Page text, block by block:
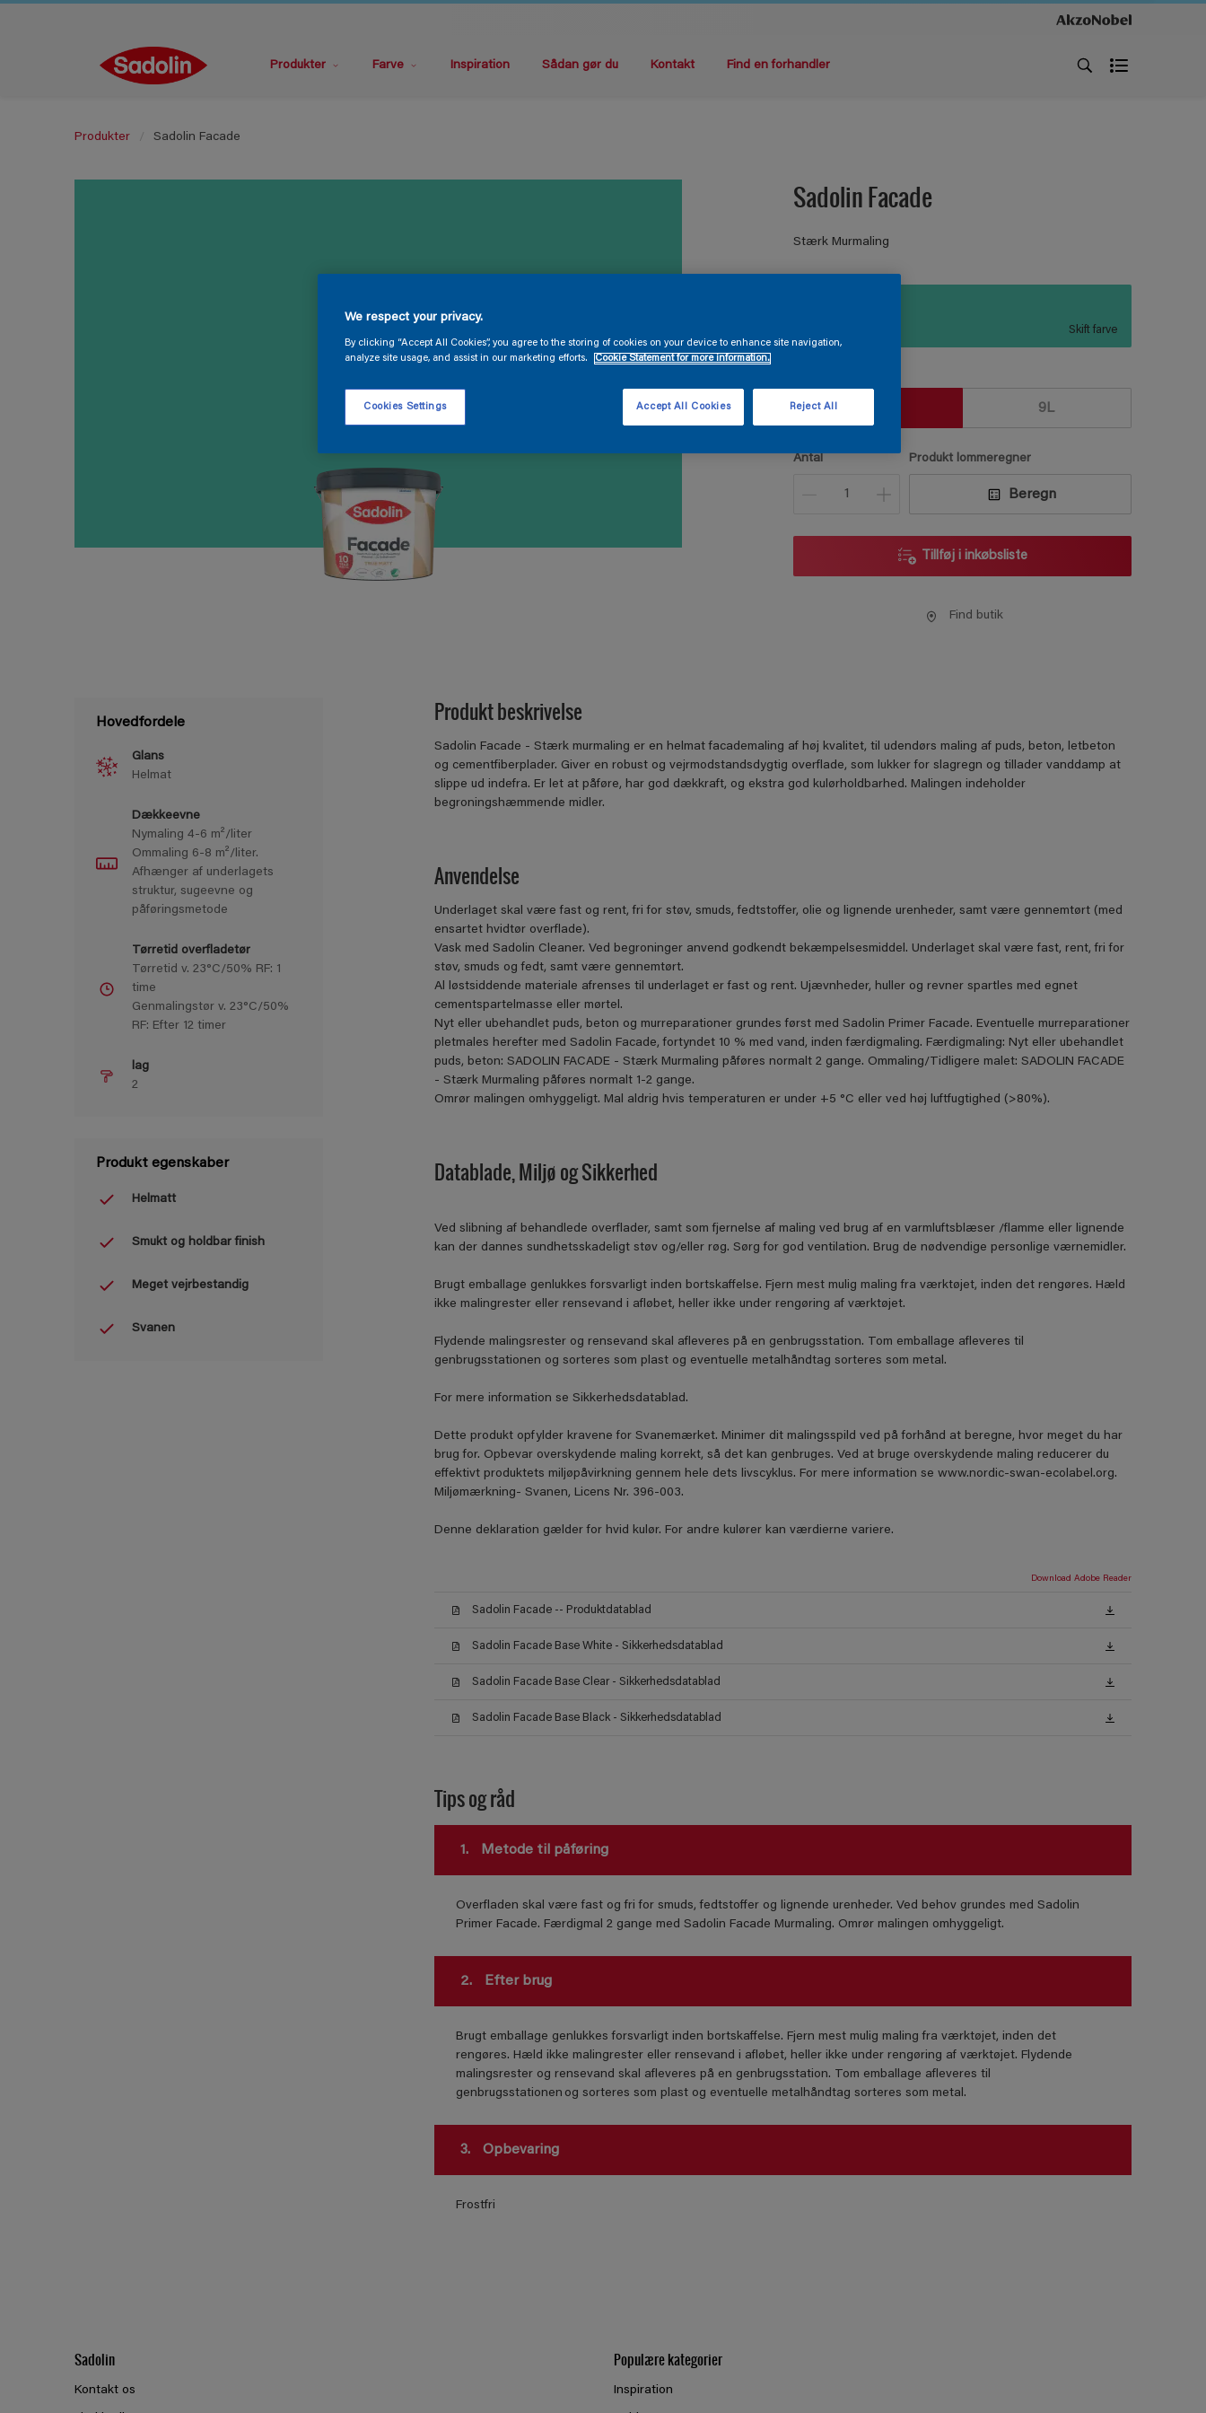
Produkter Farve Inspiration Sådan gør du Kontakt Find en forhandler
Produkter Sadolin Facade
Sadolin Facade
Stærk Murmaling
Skift farve
9L
Antal Produkt lommeregner
Beregn
Tillføj i inkøbsliste
Find butik
Hovedfordele
Glans
Helmat
Dækkeevne
Nymaling 4-6 m²/liter
Ommaling 6-8 m²/liter.
Afhænger af underlagets
struktur, sugeevne og
påføringsmetode
Tørretid overfladetør
Tørretid v. 23°C/50% RF: 1
time
Genmalingstør v. 23°C/50%
RF: Efter 12 timer
lag
2
Produkt egenskaber
Helmatt
Smukt og holdbar finish
Meget vejrbestandig
Svanen
Produkt beskrivelse
Sadolin Facade - Stærk murmaling er en helmat facademaling af høj kvalitet, til udendørs maling af puds, beton, letbeton
og cementfiberplader. Giver en robust og vejrmodstandsdygtig overflade, som lukker for slagregn og tillader vanddamp at
slippe ud indefra. Er let at påføre, har god dækkraft, og ekstra god kulørholdbarhed. Malingen indeholder
begroningshæmmende midler.
Anvendelse
Underlaget skal være fast og rent, fri for støv, smuds, fedtstoffer, olie og lignende urenheder, samt være gennemtørt (med
ensartet hvidtør overflade).
Vask med Sadolin Cleaner. Ved begroninger anvend godkendt bekæmpelsesmiddel. Underlaget skal være fast, rent, fri for
støv, smuds og fedt, samt være gennemtørt.
Al løstsiddende materiale afrenses til underlaget er fast og rent. Ujævnheder, huller og revner spartles med egnet
cementspartelmasse eller mørtel.
Nyt eller ubehandlet puds, beton og murreparationer grundes først med Sadolin Primer Facade. Eventuelle murreparationer
pletmales herefter med Sadolin Facade, fortyndet 10 % med vand, inden færdigmaling. Færdigmaling: Nyt eller ubehandlet
puds, beton: SADOLIN FACADE - Stærk Murmaling påføres normalt 2 gange. Ommaling/Tidligere malet: SADOLIN FACADE
- Stærk Murmaling påføres normalt 1-2 gange.
Omrør malingen omhyggeligt. Mal aldrig hvis temperaturen er under +5 °C eller ved høj luftfugtighed (>80%).
Datablade, Miljø og Sikkerhed
Ved slibning af behandlede overflader, samt som fjernelse af maling ved brug af en varmluftsblæser /flamme eller lignende
kan der dannes sundhetsskadeligt støv og/eller røg. Sørg for god ventilation. Brug de nødvendige personlige værnemidler.
Brugt emballage genlukkes forsvarligt inden bortskaffelse. Fjern mest mulig maling fra værktøjet, inden det rengøres. Hæld
ikke malingrester eller rensevand i afløbet, heller ikke under rengøring af værktøjet.
Flydende malingsrester og rensevand skal afleveres på en genbrugsstation. Tom emballage afleveres til
genbrugsstationen og sorteres som plast og eventuelle metalhåndtag sorteres som metal.
For mere information se Sikkerhedsdatablad.
Dette produkt opfylder kravene for Svanemærket. Minimer dit malingsspild ved på forhånd at beregne, hvor meget du har
brug for. Opbevar overskydende maling korrekt, så det kan genbruges. Ved at bruge overskydende maling reducerer du
effektivt produktets miljøpåvirkning gennem hele dets livscyklus. For mere information se www.nordic-swan-ecolabel.org.
Miljømærkning- Svanen, Licens Nr. 396-003.
Denne deklaration gælder for hvid kulør. For andre kulører kan værdierne variere.
Download Adobe Reader
Sadolin Facade -- Produktdatablad
Sadolin Facade Base White - Sikkerhedsdatablad
Sadolin Facade Base Clear - Sikkerhedsdatablad
Sadolin Facade Base Black - Sikkerhedsdatablad
Tips og råd
1. Metode til påføring
Overfladen skal være fast og fri for smuds, fedtstoffer og lignende urenheder. Ved behov grundes med Sadolin
Primer Facade. Færdigmal 2 gange med Sadolin Facade Murmaling. Omrør malingen omhyggeligt.
2. Efter brug
Brugt emballage genlukkes forsvarligt inden bortskaffelse. Fjern mest mulig maling fra værktøjet, inden det
rengøres. Hæld ikke malingrester eller rensevand i afløbet, heller ikke under rengøring af værktøjet. Flydende
malingsrester og rensevand skal afleveres på en genbrugsstation. Tom emballage afleveres til
genbrugsstationen og sorteres som plast og eventuelle metalhåndtag sorteres som metal.
3. Opbevaring
Frostfri
Sadolin
Kontakt os
Populære kategorier
Inspiration
We respect your privacy.
By clicking “Accept All Cookies”, you agree to the storing of cookies on your device to enhance site navigation,
analyze site usage, and assist in our marketing efforts.
Cookie Statement for more information.
Cookies Settings Reject All
Accept All Cookies